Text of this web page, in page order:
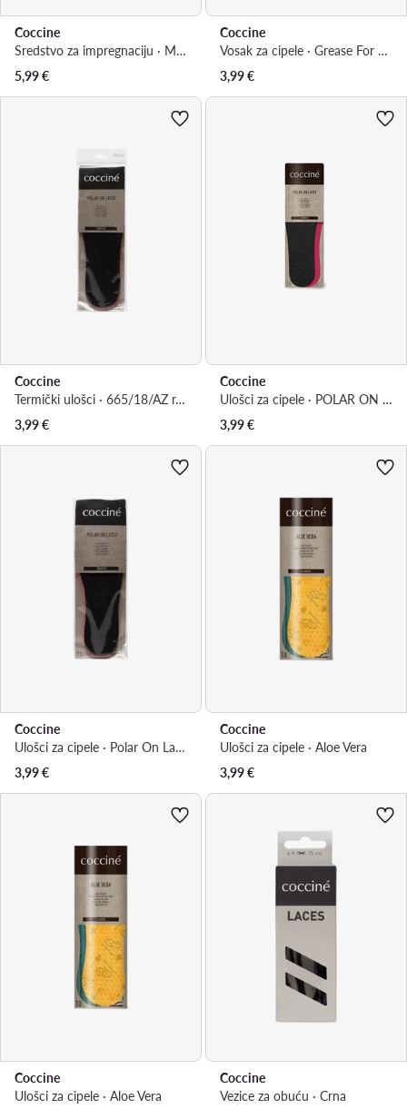
Coccine
Sredstvo za impregnaciju · Multi Care 55/531/250/Z/V2
5,99€
Coccine
Vosak za cipele · Grease For Shoes 55/29/50/01/A/v4
3,99€
Coccine
Termički ulošci · 665/18/AZ r.43/44
3,99€
Coccine
Ulošci za cipele · POLAR ON LATEX WKŁADKA NR 45-46AZ
3,99€
Coccine
Ulošci za cipele · Polar On Latex 665/18/AZ
3,99€
Coccine
Ulošci za cipele · Aloe Vera
3,99€
Coccine
Ulošci za cipele · Aloe Vera
Coccine
Vezice za obuću · Crna